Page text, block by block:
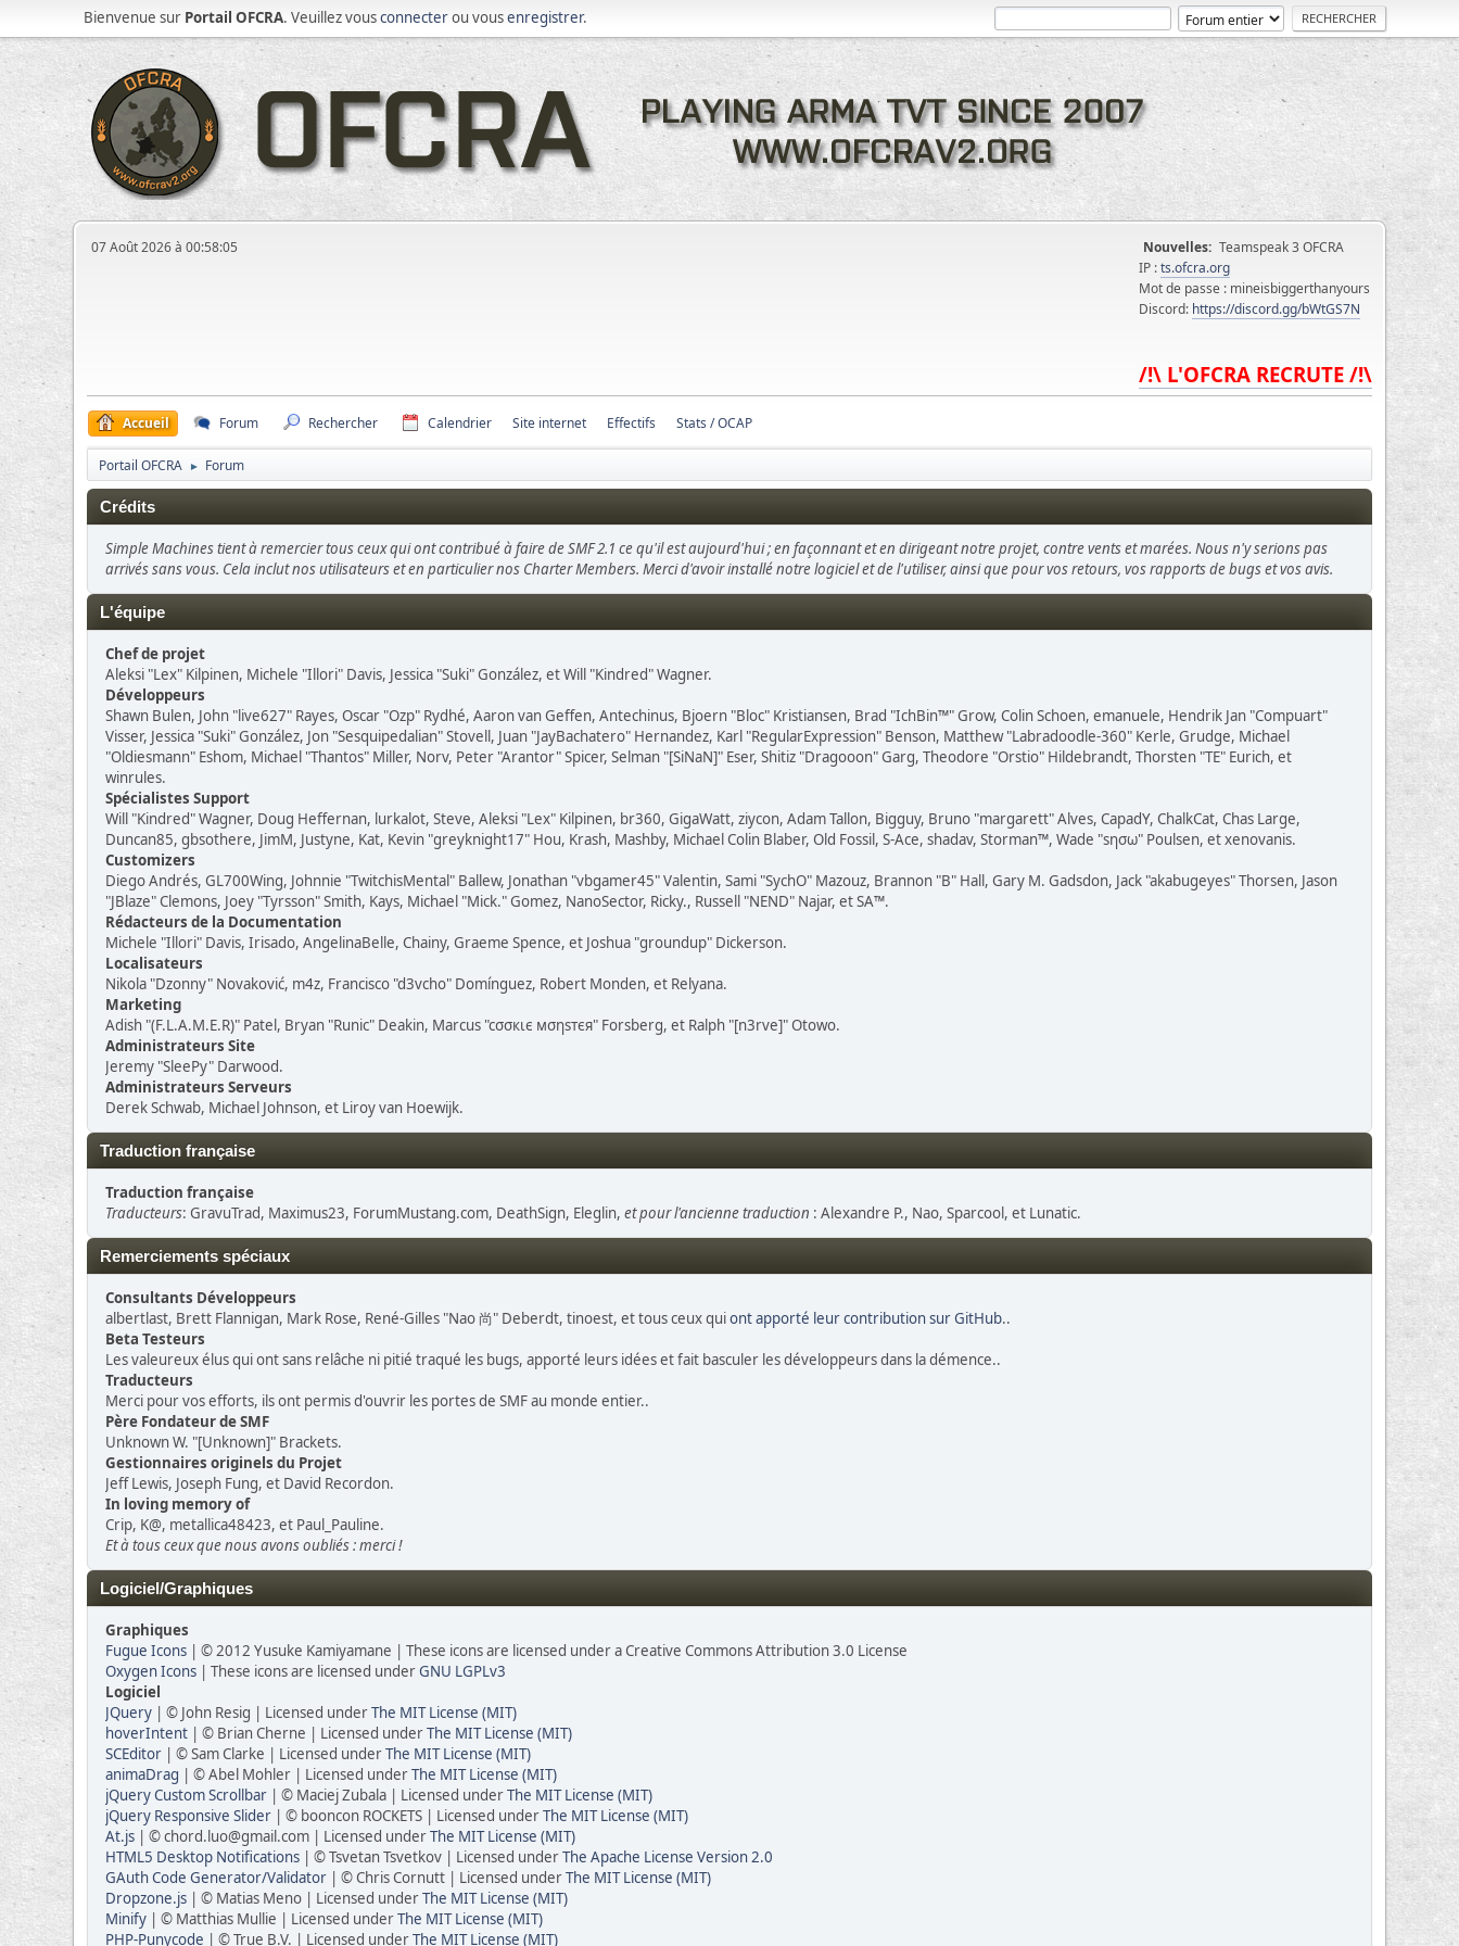
Bienvenue sur Portail OFCRA. Veuillez vousconnecterou vousenregistrer.
07 Août 2026 à 00:58:05 Nouvelles: Teamspeak 3 OFCRA
IP :ts.ofcra.org
Mot de passe : mineisbiggerthanyours
Discord: https://discord.gg/bWtGS7N
/!\ L'OFCRA RECRUTE /!\
Accueil Forum Rechercher Calendrier Site internet Effectifs Stats / OCAP
Portail OFCRA ► Forum
Crédits
Simple Machines tient à remercier tous ceux qui ont contribué à faire de SMF 2.1 ce qu'il est aujourd'hui ; en façonnant et en dirigeant notre projet, contre vents et marées. Nous n'y serions pas
arrivés sans vous. Cela inclut nos utilisateurs et en particulier nos Charter Members. Merci d'avoir installé notre logiciel et de l'utiliser, ainsi que pour vos retours, vos rapports de bugs et vos avis.
L'équipe
Chef de projet
Aleksi "Lex" Kilpinen, Michele "Illori" Davis, Jessica "Suki" González, et Will "Kindred" Wagner.
Développeurs
Shawn Bulen, John "live627" Rayes, Oscar "Ozp" Rydhé, Aaron van Geffen, Antechinus, Bjoern "Bloc" Kristiansen, Brad "IchBin™" Grow, Colin Schoen, emanuele, Hendrik Jan "Compuart"
Visser, Jessica "Suki" González, Jon "Sesquipedalian" Stovell, Juan "JayBachatero" Hernandez, Karl "RegularExpression" Benson, Matthew "Labradoodle-360" Kerle, Grudge, Michael
"Oldiesmann" Eshom, Michael "Thantos" Miller, Norv, Peter "Arantor" Spicer, Selman "[SiNaN]" Eser, Shitiz "Dragooon" Garg, Theodore "Orstio" Hildebrandt, Thorsten "TE" Eurich, et
winrules.
Spécialistes Support
Will "Kindred" Wagner, Doug Heffernan, lurkalot, Steve, Aleksi "Lex" Kilpinen, br360, GigaWatt, ziycon, Adam Tallon, Bigguy, Bruno "margarett" Alves, CapadY, ChalkCat, Chas Large,
Duncan85, gbsothere, JimM, Justyne, Kat, Kevin "greyknight17" Hou, Krash, Mashby, Michael Colin Blaber, Old Fossil, S-Ace, shadav, Storman™, Wade "sησω" Poulsen, et xenovanis.
Customizers
Diego Andrés, GL700Wing, Johnnie "TwitchisMental" Ballew, Jonathan "vbgamer45" Valentin, Sami "SychO" Mazouz, Brannon "B" Hall, Gary M. Gadsdon, Jack "akabugeyes" Thorsen, Jason
"JBlaze" Clemons, Joey "Tyrsson" Smith, Kays, Michael "Mick." Gomez, NanoSector, Ricky., Russell "NEND" Najar, et SA™.
Rédacteurs de la Documentation
Michele "Illori" Davis, Irisado, AngelinaBelle, Chainy, Graeme Spence, et Joshua "groundup" Dickerson.
Localisateurs
Nikola "Dzonny" Novaković, m4z, Francisco "d3vcho" Domínguez, Robert Monden, et Relyana.
Marketing
Adish "(F.L.A.M.E.R)" Patel, Bryan "Runic" Deakin, Marcus "cσσкιє мσηѕтєя" Forsberg, et Ralph "[n3rve]" Otowo.
Administrateurs Site
Jeremy "SleePy" Darwood.
Administrateurs Serveurs
Derek Schwab, Michael Johnson, et Liroy van Hoewijk.
Traduction française
Traduction française
Traducteurs: GravuTrad, Maximus23, ForumMustang.com, DeathSign, Eleglin,et pour l'ancienne traduction : Alexandre P., Nao, Sparcool, et Lunatic.
Remerciements spéciaux
Consultants Développeurs
albertlast, Brett Flannigan, Mark Rose, René-Gilles "Nao 尚" Deberdt, tinoest, et tous ceux quiont apporté leur contribution sur GitHub..
Beta Testeurs
Les valeureux élus qui ont sans relâche ni pitié traqué les bugs, apporté leurs idées et fait basculer les développeurs dans la démence..
Traducteurs
Merci pour vos efforts, ils ont permis d'ouvrir les portes de SMF au monde entier..
Père Fondateur de SMF
Unknown W. "[Unknown]" Brackets.
Gestionnaires originels du Projet
Jeff Lewis, Joseph Fung, et David Recordon.
In loving memory of
Crip, K@, metallica48423, et Paul_Pauline.
Et à tous ceux que nous avons oubliés : merci !
Logiciel/Graphiques
Graphiques
Fugue Icons | © 2012 Yusuke Kamiyamane | These icons are licensed under a Creative Commons Attribution 3.0 License
Oxygen Icons | These icons are licensed underGNU LGPLv3
Logiciel
JQuery | © John Resig | Licensed underThe MIT License (MIT)
hoverIntent | © Brian Cherne | Licensed underThe MIT License (MIT)
SCEditor | © Sam Clarke | Licensed underThe MIT License (MIT)
animaDrag | © Abel Mohler | Licensed underThe MIT License (MIT)
jQuery Custom Scrollbar | © Maciej Zubala | Licensed underThe MIT License (MIT)
jQuery Responsive Slider | © booncon ROCKETS | Licensed underThe MIT License (MIT)
At.js | © chord.luo@gmail.com | Licensed underThe MIT License (MIT)
HTML5 Desktop Notifications | © Tsvetan Tsvetkov | Licensed underThe Apache License Version 2.0
GAuth Code Generator/Validator | © Chris Cornutt | Licensed underThe MIT License (MIT)
Dropzone.js | © Matias Meno | Licensed underThe MIT License (MIT)
Minify | © Matthias Mullie | Licensed underThe MIT License (MIT)
PHP-Punycode | © True B.V. | Licensed underThe MIT License (MIT)